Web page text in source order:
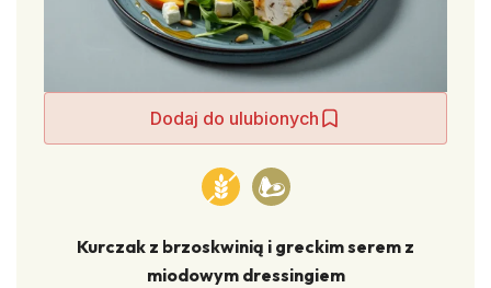
Dodaj do ulubionych
Kurczak z brzoskwinią i greckim serem z
miodowym dressingiem